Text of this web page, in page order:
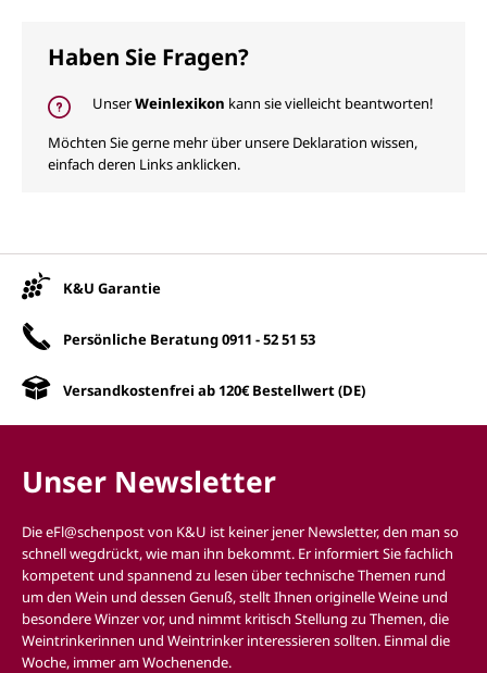
Haben Sie Fragen?
UnserWeinlexikon kann sie vielleicht beantworten!
Möchten Sie gerne mehr über unsere Deklaration wissen,
einfach deren Links anklicken.
K&U Garantie
Persönliche Beratung0911 - 52 51 53
Versandkostenfrei ab 120€ Bestellwert (DE)
Unser Newsletter
Die eFl@schenpost von K&U ist keiner jener Newsletter, den man so
schnell wegdrückt, wie man ihn bekommt. Er informiert Sie fachlich
kompetent und spannend zu lesen über technische Themen rund
um den Wein und dessen Genuß, stellt Ihnen originelle Weine und
besondere Winzer vor, und nimmt kritisch Stellung zu Themen, die
Weintrinkerinnen und Weintrinker interessieren sollten. Einmal die
Woche, immer am Wochenende.